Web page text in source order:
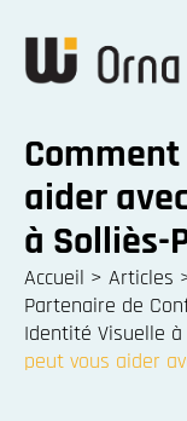
aider
à Solliès-
Accueil > Articles
Partenaire de
Identité Visuelle
peut vous aider